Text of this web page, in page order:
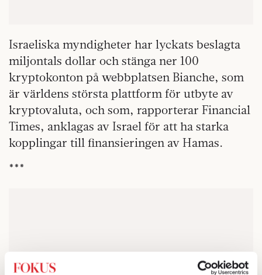
Israeliska myndigheter har lyckats beslagta
miljontals dollar och stänga ner 100
kryptokonton på webbplatsen Bianche, som
är världens största plattform för utbyte av
kryptovaluta, och som, rapporterar Financial
Times, anklagas av Israel för att ha starka
kopplingar till finansieringen av Hamas.
***